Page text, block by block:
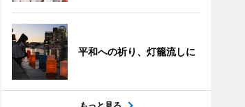
平和への祈り、灯籠流しに